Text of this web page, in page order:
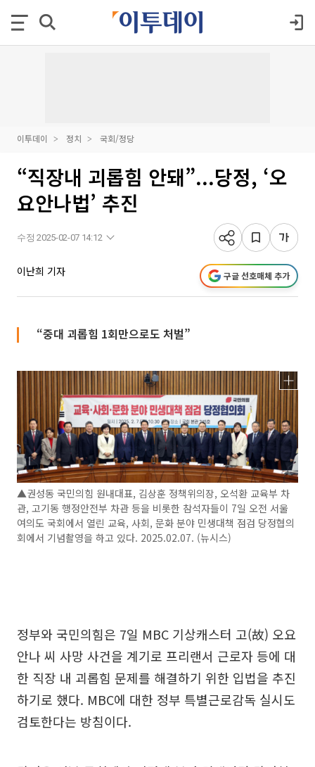
이투데이 정치 국회/정당
“직장내 괴롭힘 안돼”...당정, ‘오
요안나법’ 추진
수정 2025-02-07 14:12
이난희 기자 구글 선호매체 추가
“중대 괴롭힘 1회만으로도 처벌”
▲권성동 국민의힘 원내대표, 김상훈 정책위의장, 오석환 교육부 차
관, 고기동 행정안전부 차관 등을 비롯한 참석자들이 7일 오전 서울
여의도 국회에서 열린 교육, 사회, 문화 분야 민생대책 점검 당정협의
회에서 기념촬영을 하고 있다. 2025.02.07. (뉴시스)
정부와 국민의힘은 7일 MBC 기상캐스터 고(故) 오요
안나 씨 사망 사건을 계기로 프리랜서 근로자 등에 대
한 직장 내 괴롭힘 문제를 해결하기 위한 입법을 추진
하기로 했다. MBC에 대한 정부 특별근로감독 실시도
검토한다는 방침이다.